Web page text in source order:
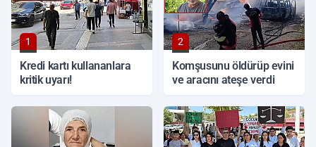
1
Kredi kartı kullananlara
kritik uyarı!
2
Komşusunu öldürüp evini
ve aracını ateşe verdi